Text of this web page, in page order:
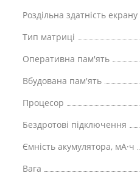
Роздільна здатність екрану
Тип матриці
Оперативна пам'ять
Вбудована пам'ять
Процесор
Бездротові підключення
Ємність акумулятора, мА·ч
Вага